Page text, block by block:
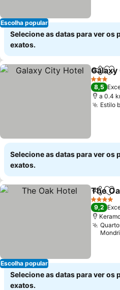
Escolha popular
Selecione as datas para ver os
exatos.
3 Estrelas
8,5
a 0.4
Estilo
Selecione as datas para ver os
exatos.
Escolha popular
The
4 Estrelas
9,2
Selecione as datas para ver os
exatos.